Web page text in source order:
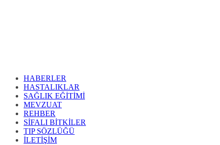
HABERLER
HASTALIKLAR
SAĞLIK EĞİTİMİ
MEVZUAT
REHBER
SİFALI BİTKİLER
TIP SÖZLÜĞÜ
İLETİŞİM